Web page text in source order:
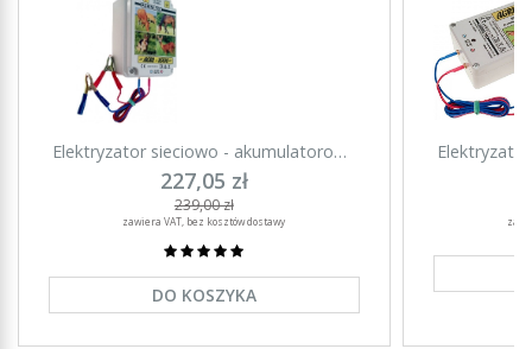
Elektryzator sieciowo - akumulatorowy
AGRI 1000- 0,8 J
227,05 zł
239,00 zł
zawiera VAT, bez kosztów dostawy
DO KOSZYKA